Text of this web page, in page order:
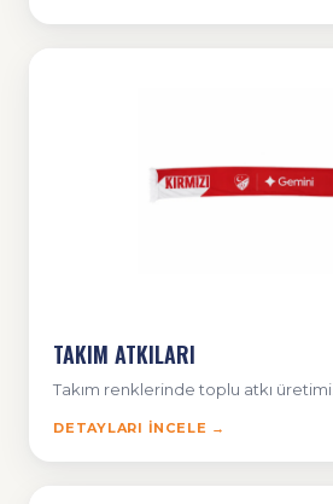
TAKIM ATKILARI
Takım renklerinde toplu atkı üretimi.
DETAYLARI İNCELE →